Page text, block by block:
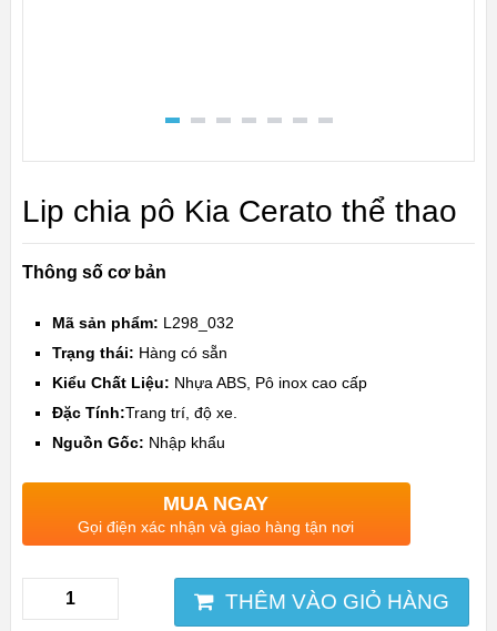
Lip chia pô Kia Cerato thể thao
Thông số cơ bản
Mã sản phẩm: L298_032
Trạng thái: Hàng có sẵn
Kiểu Chất Liệu: Nhựa ABS, Pô inox cao cấp
Đặc Tính:Trang trí, độ xe.
Nguồn Gốc: Nhập khẩu
MUA NGAY
Gọi điện xác nhận và giao hàng tận nơi
THÊM VÀO GIỎ HÀNG